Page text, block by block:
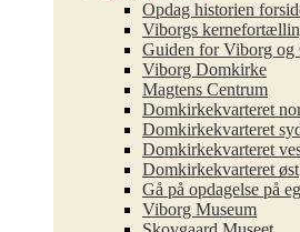
Opdag historien
Viborgs
Guiden for Viborg og
Viborg Domkirke
Magtens Centrum
Domkirkekvarteret
Domkirkekvarteret
Domkirkekvarteret
Domkirkekvarteret øst
Gå på opdagelse på
Viborg Museum